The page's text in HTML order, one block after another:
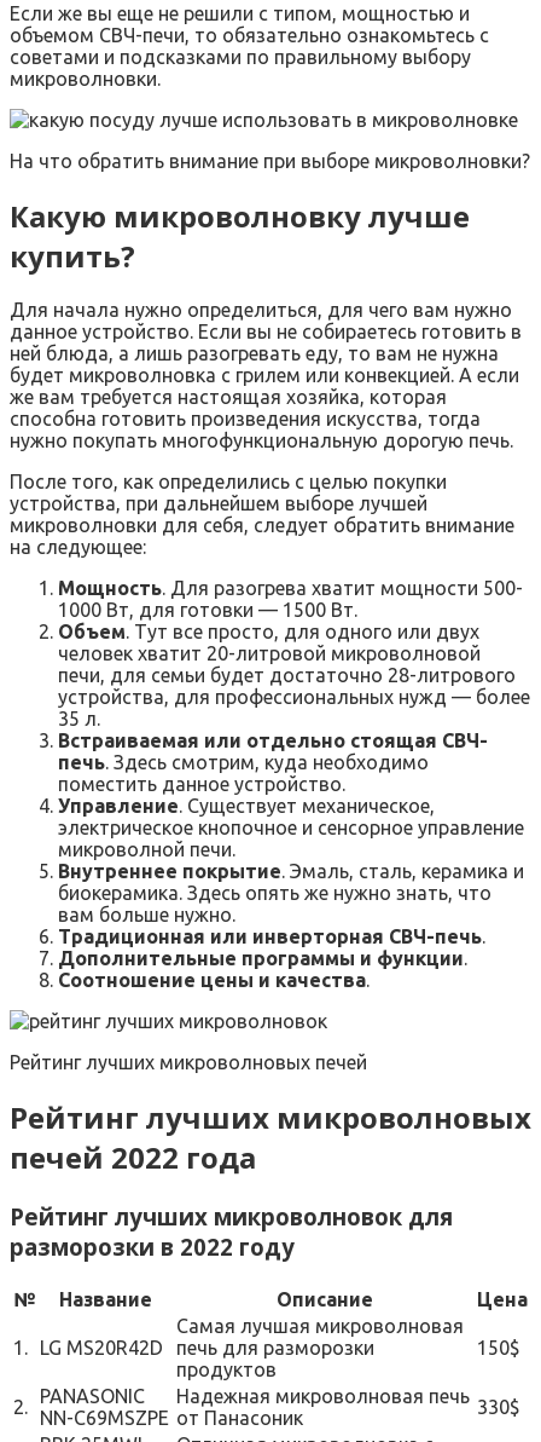
Если же вы еще не решили с типом, мощностью и
объемом СВЧ-печи, то обязательно ознакомьтесь с
советами и подсказками по правильному выбору
микроволновки.
На что обратить внимание при выборе микроволновки?
Какую микроволновку лучше
купить?
Для начала нужно определиться, для чего вам нужно
данное устройство. Если вы не собираетесь готовить в
ней блюда, а лишь разогревать еду, то вам не нужна
будет микроволновка с грилем или конвекцией. А если
же вам требуется настоящая хозяйка, которая
способна готовить произведения искусства, тогда
нужно покупать многофункциональную дорогую печь.
После того, как определились с целью покупки
устройства, при дальнейшем выборе лучшей
микроволновки для себя, следует обратить внимание
на следующее:
Мощность. Для разогрева хватит мощности 500-
1000 Вт, для готовки — 1500 Вт.
Объем. Тут все просто, для одного или двух
человек хватит 20-литровой микроволновой
печи, для семьи будет достаточно 28-литрового
устройства, для профессиональных нужд — более
35 л.
Встраиваемая или отдельно стоящая СВЧ-
печь. Здесь смотрим, куда необходимо
поместить данное устройство.
Управление. Существует механическое,
электрическое кнопочное и сенсорное управление
микроволной печи.
Внутреннее покрытие. Эмаль, сталь, керамика и
биокерамика. Здесь опять же нужно знать, что
вам больше нужно.
Традиционная или инверторная СВЧ-печь.
Дополнительные программы и функции.
Соотношение цены и качества.
Рейтинг лучших микроволновых печей
Рейтинг лучших микроволновых
печей 2022 года
Рейтинг лучших микроволновок для
разморозки в 2022 году
№ Название Описание Цена
1. LG MS20R42D
Самая лучшая микроволновая
печь для разморозки
продуктов
150$
2.
PANASONIC
NN-C69MSZPE
Надежная микроволновая печь
от Панасоник
330$